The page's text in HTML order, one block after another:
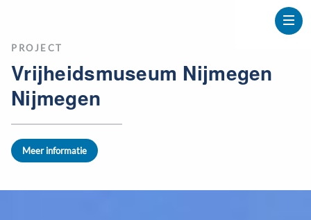
PROJECT
Vrijheidsmuseum Nijmegen
Nijmegen
Meer informatie